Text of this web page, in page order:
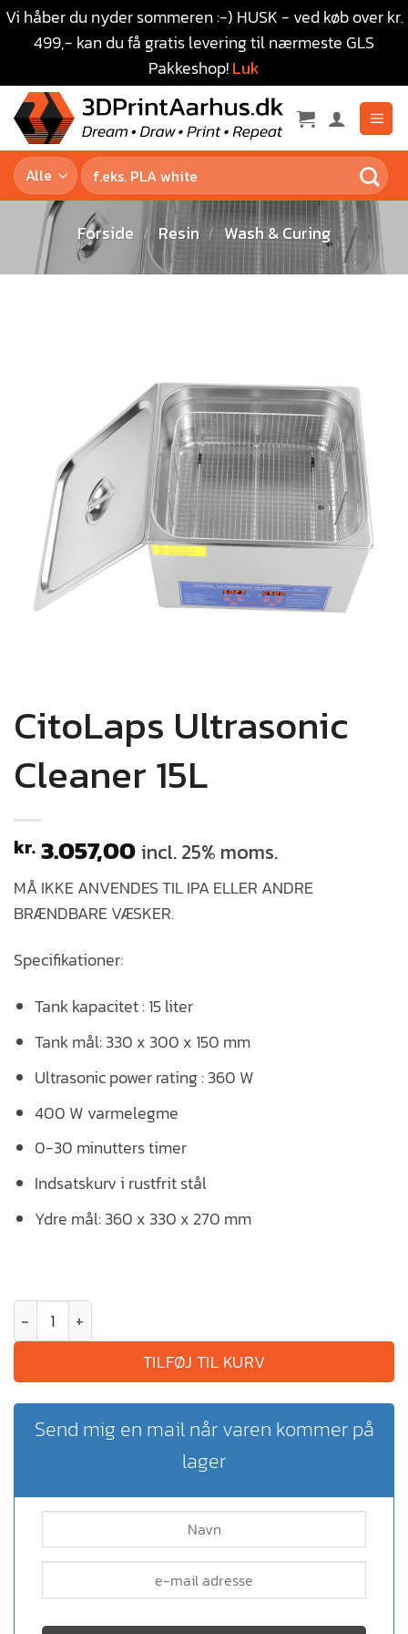
Vi håber du nyder sommeren :-) HUSK - ved køb over kr.
499,- kan du få gratis levering til nærmeste GLS
Pakkeshop!Luk
Forside / Resin / Wash & Curing
CitoLaps Ultrasonic
Cleaner 15L
kr. 3.057,00incl. 25% moms.
MÅ IKKE ANVENDES TIL IPA ELLER ANDRE
BRÆNDBARE VÆSKER.
Specifikationer:
Tank kapacitet : 15 liter
Tank mål: 330 x 300 x 150 mm
Ultrasonic power rating : 360 W
400 W varmelegme
0-30 minutters timer
Indsatskurv i rustfrit stål
Ydre mål: 360 x 330 x 270 mm
TILFØJ TIL KURV
Send mig en mail når varen kommer på
lager